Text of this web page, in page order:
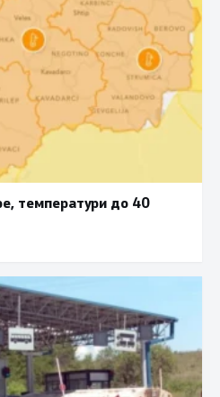
температури до 40